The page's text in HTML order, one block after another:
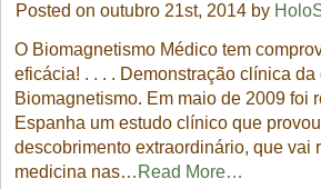
Posted on outubro 21st, 2014 by
O Biomagnetismo Médico tem
eficácia! . . . . Demonstração clínica
Biomagnetismo. Em maio de 2009 foi
Espanha um estudo clínico que
descobrimento extraordinário, que vai
medicina nas… Read More…